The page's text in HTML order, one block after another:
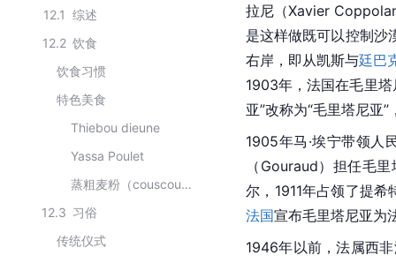
12.1 综述
12.2 饮食
饮食习惯
特色美食
Thiebou dieune
Yassa Poulet
蒸粗麦粉（couscous）
12.3 习俗
传统仪式
拉尼（Xavier
是这样做既可以控制沙
右岸，即从凯斯与廷巴
1903年，法国在毛里
亚”改称为“毛里塔尼亚
1905年马·埃宁带领人
（Gouraud）担任毛
尔，1911年占领了提
法国宣布毛里塔尼亚为
1946年以前，法属西